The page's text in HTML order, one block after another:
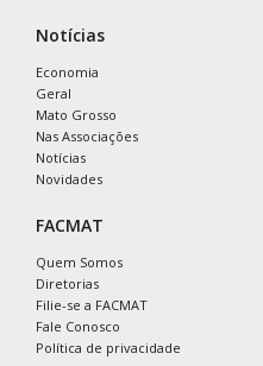
Notícias
Economia
Geral
Mato Grosso
Nas Associações
Notícias
Novidades
FACMAT
Quem Somos
Diretorias
Filie-se a FACMAT
Fale Conosco
Política de privacidade